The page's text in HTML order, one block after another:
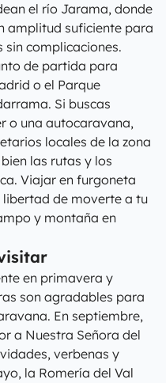
el río Jarama, donde
amplitud suficiente para
sin complicaciones.
de partida para
o el Parque
Si buscas
o una autocaravana,
locales de la zona
las rutas y los
Viajar en furgoneta
de moverte a tu
y montaña en
en primavera y
son agradables para
En septiembre,
a Nuestra Señora del
verbenas y
la Romería del Val